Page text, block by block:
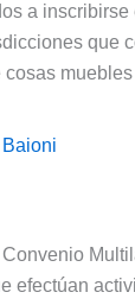
a
que
efectúan